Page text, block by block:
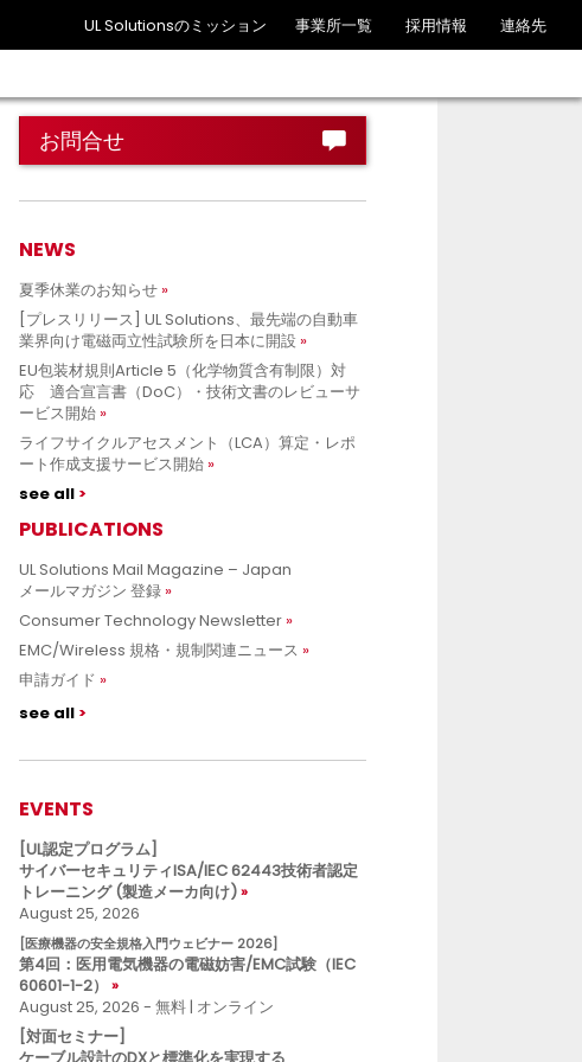
UL Solutionsのミッション 事業所一覧 採用情報 連絡先
お問合せ
NEWS
夏季休業のお知らせ
[プレスリリース] UL Solutions、最先端の自動車
業界向け電磁両立性試験所を日本に開設
EU包装材規則Article 5（化学物質含有制限）対
応 適合宣言書（DoC）・技術文書のレビューサ
ービス開始
ライフサイクルアセスメント（LCA）算定・レポ
ート作成支援サービス開始
see all
PUBLICATIONS
UL Solutions Mail Magazine – Japan
メールマガジン 登録
Consumer Technology Newsletter
EMC/Wireless 規格・規制関連ニュース
申請ガイド
see all
EVENTS
[UL認定プログラム]
サイバーセキュリティISA/IEC 62443技術者認定
トレーニング (製造メーカ向け)
August 25, 2026
[医療機器の安全規格入門ウェビナー 2026]
第4回：医用電気機器の電磁妨害/EMC試験（IEC
60601-1-2）
August 25, 2026 - 無料 | オンライン
[対面セミナー]